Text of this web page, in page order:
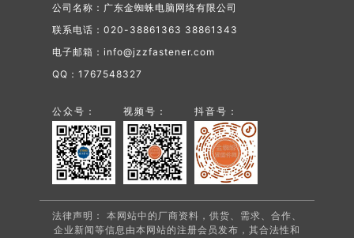
公司名称：广东金蜘蛛电脑网络有限公司
联系电话：020-38861363 38861343
电子邮箱：info@jzzfastener.com
QQ：1767548327
公众号： 视频号： 抖音号：
法律声明： 本网站中的厂商资料，供货、需求、合作、
企业新闻等信息由本网站的注册会员发布，其合法性和